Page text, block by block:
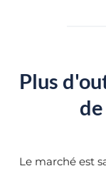
Plus
Le marché est